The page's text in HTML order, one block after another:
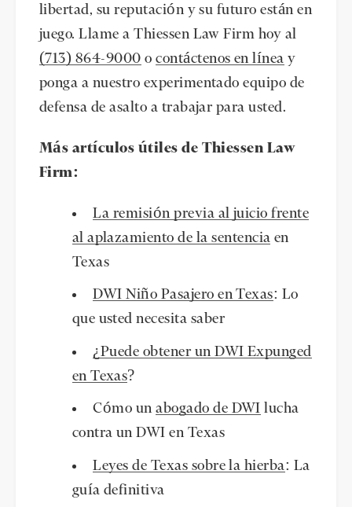
libertad, su reputación y su futuro están en
juego. Llame a Thiessen Law Firm hoy al
(713) 864-9000 ocontáctenos en línea y
ponga a nuestro experimentado equipo de
defensa de asalto a trabajar para usted.
Más artículos útiles de Thiessen Law
Firm:
La remisión previa al juicio frente
al aplazamiento de la sentencia en
Texas
DWI Niño Pasajero en Texas: Lo
que usted necesita saber
¿Puede obtener un DWI Expunged
en Texas?
Cómo unabogado de DWI lucha
contra un DWI en Texas
Leyes de Texas sobre la hierba: La
guía definitiva